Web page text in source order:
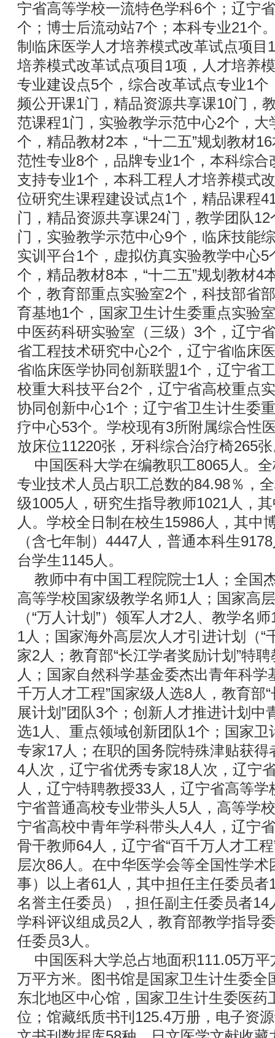
宁省高等学校一流特色学科6个；辽宁
个；博士后流动站7个；本科专业21个
制临床医学人才培养模式改革试点项目
培养模式改革试点项目1项，人才培养
专业建设点5个，综合改革试点专业1
频公开课1门，精品资源共享课10门，
范课程1门，实验教学示范中心2个，
个，精品教材2本，“十二五”规划教材
范性专业8个，品牌专业1个，本科综
支持专业1个，本科工程人才培养模式
位研究生课程建设试点1个，精品课程
门，精品资源共享课24门，教学团队
门，实验教学示范中心9个，临床技能
实训平台1个，虚拟仿真实验教学中心
个，精品教材8本，“十二五”规划教材4
个，教育部重点实验室2个，科技部省
育基地1个，国家卫生计生委重点实验
中医药科研实验室（三级）3个，辽宁
省工程技术研究中心2个，辽宁省临床
省临床医学协同创新联盟1个，辽宁省
校重大科技平台2个，辽宁省高校重点
协同创新中心1个；辽宁省卫生计生委
疗中心53个。学校现有3所附属综合性
放床位11220张，牙科综合治疗椅265
中国医科大学在编教职工8065人。
专业技术人员占职工总数的84.98％，
级1005人，研究生指导教师1021人，
人。学校全日制在校生15986人，其中
（含七年制）4447人，普通本科生
台学生1145人。
教师中有中国工程院院士1人；全国
高等学校国家级教学名师1人；国家高
（“万人计划”）领军人才2人、教学名
1人；国家海外高层次人才引进计划（“
家2人；教育部“长江学者奖励计划”特
人；国家自然科学基金委杰出青年科学
千万人才工程”国家级人选8人，教育部
展计划”团队3个；创新人才推进计划中
选1人、重点领域创新团队1个；国家
专家17人；在职的国务院特殊津贴获
4人次，辽宁省优秀专家18人次，辽宁
人，辽宁特聘教授33人，辽宁省高等
宁省普通高校专业带头人5人，高等学
宁省高校中青年学科带头人4人，辽宁
骨干教师64人，辽宁省“百千万人才工
层次86人。在中华医学会等全国性学
事）以上者61人，其中担任主任委员
名誉主任委员），担任副主任委员者
学科评议组成员2人，教育部教学指导
任委员3人。
中国医科大学总占地面积111.05万平
万平方米。图书馆是国家卫生计生委全
东北地区中心馆，国家卫生计生委医药
位；馆藏纸质书刊125.4万册，电子资